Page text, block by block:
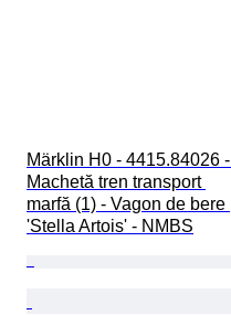
Märklin H0 - 4415.84026 -
Machetă tren transport
marfă (1) - Vagon de bere
'Stella Artois' - NMBS